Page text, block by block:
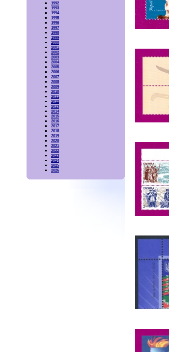
1992
1993
1994
1995
1996
1997
1998
1999
2000
2001
2002
2003
2004
2005
2006
2007
2008
2009
2010
2011
2012
2013
2014
2015
2016
2017
2018
2019
2020
2021
2022
2023
2024
2025
2026